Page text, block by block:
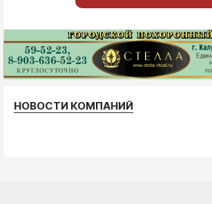
НОВОСТИ КОМПАНИЙ